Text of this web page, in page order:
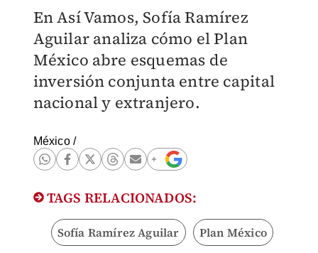
En Así Vamos, Sofía Ramírez
Aguilar analiza cómo el Plan
México abre esquemas de
inversión conjunta entre capital
nacional y extranjero.
México/
TAGS RELACIONADOS:
Sofía Ramírez Aguilar Plan México